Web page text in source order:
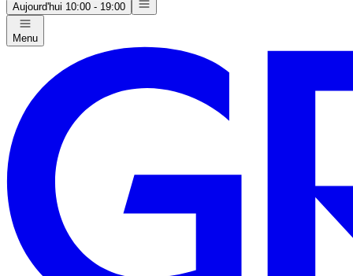
Aujourd'hui 10:00 - 19:00
Menu